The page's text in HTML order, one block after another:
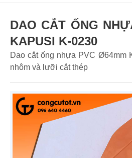
DAO CẮT ỐNG
KAPUSI K-0230
Dao cắt ống nhựa PVC Ø64mm
nhôm và lưỡi cắt thép